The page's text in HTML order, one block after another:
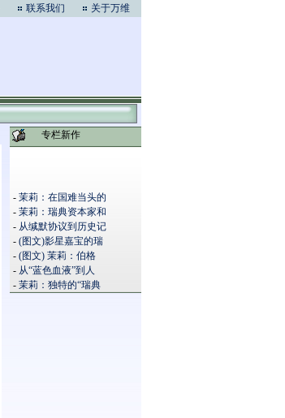
联系我们 关于万维
专栏新作
- 茉莉：在国难当头的
- 茉莉：瑞典资本家和
- 从缄默协议到历史记
- (图文)影星嘉宝的瑞
- (图文) 茉莉：伯格
- 从“蓝色血液”到人
- 茉莉：独特的“瑞典